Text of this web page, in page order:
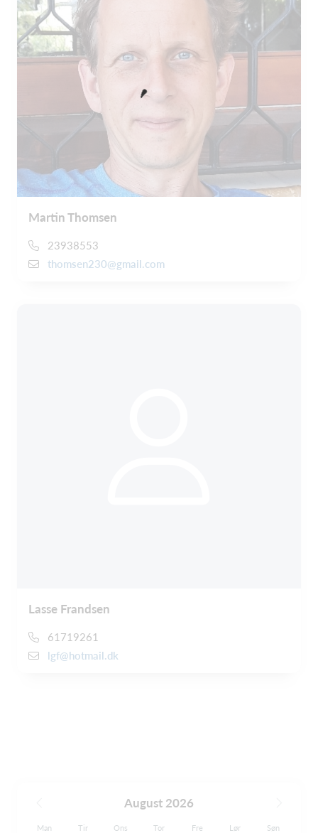
Martin Thomsen
23938553
thomsen230@gmail.com
Lasse Frandsen
61719261
lgf@hotmail.dk
August 2026
Man Tir Ons Tor Fre Lør Søn